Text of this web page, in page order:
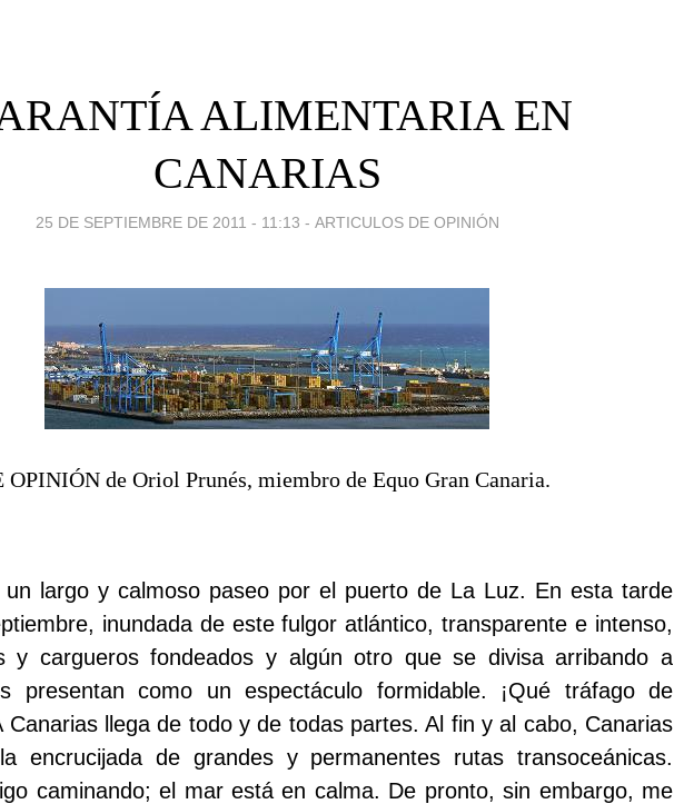
ALIMENTARIA EN
CANARIAS
25 DE SEPTIEMBRE DE 2011 - 11:13 - ARTICULOS DE OPINIÓN
de Oriol Prunés, miembro de Equo Gran Canaria.
un largo y calmoso paseo por el puerto de La Luz. En esta tarde
inundada de este fulgor atlántico, transparente e intenso,
y cargueros fondeados y algún otro que se divisa arribando a
presentan como un espectáculo formidable. ¡Qué tráfago de
Canarias llega de todo y de todas partes. Al fin y al cabo, Canarias
encrucijada de grandes y permanentes rutas transoceánicas.
caminando; el mar está en calma. De pronto, sin embargo, me